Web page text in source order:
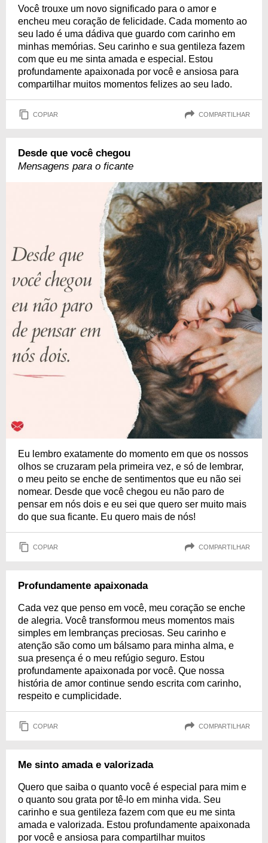
Você trouxe um novo significado para o amor e
encheu meu coração de felicidade. Cada momento ao
seu lado é uma dádiva que guardo com carinho em
minhas memórias. Seu carinho e sua gentileza fazem
com que eu me sinta amada e especial. Estou
profundamente apaixonada por você e ansiosa para
compartilhar muitos momentos felizes ao seu lado.
COPIAR COMPARTILHAR
Desde que você chegou
Mensagens para o ficante
Eu lembro exatamente do momento em que os nossos
olhos se cruzaram pela primeira vez, e só de lembrar,
o meu peito se enche de sentimentos que eu não sei
nomear. Desde que você chegou eu não paro de
pensar em nós dois e eu sei que quero ser muito mais
do que sua ficante. Eu quero mais de nós!
COPIAR COMPARTILHAR
Profundamente apaixonada
Cada vez que penso em você, meu coração se enche
de alegria. Você transformou meus momentos mais
simples em lembranças preciosas. Seu carinho e
atenção são como um bálsamo para minha alma, e
sua presença é o meu refúgio seguro. Estou
profundamente apaixonada por você. Que nossa
história de amor continue sendo escrita com carinho,
respeito e cumplicidade.
COPIAR COMPARTILHAR
Me sinto amada e valorizada
Quero que saiba o quanto você é especial para mim e
o quanto sou grata por tê-lo em minha vida. Seu
carinho e sua gentileza fazem com que eu me sinta
amada e valorizada. Estou profundamente apaixonada
por você e ansiosa para compartilhar muitos